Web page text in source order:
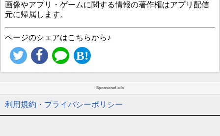
画像やアプリ・ゲームに関する情報の著作権はアプリ配信
元に帰属します。
ページのシェアはこちらから♪
Sponsored ads
利用規約・プライバシーポリシー